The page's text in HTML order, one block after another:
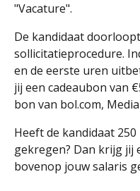
"Vacature".
De kandidaat
sollicitatieprocedure.
en de eerste uren
jij een cadeaubon van
bon van bol.com,
Heeft de kandidaat
gekregen? Dan krijg jij
bovenop jouw salaris